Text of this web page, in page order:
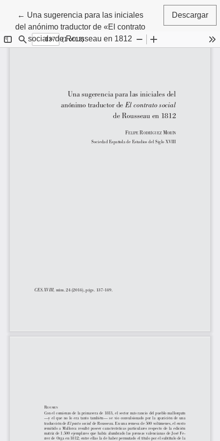
← Volver a los detalles del artículo
Una sugerencia para las iniciales
del anónimo traductor de «El contrato
social» de Rousseau en 1812
Descargar